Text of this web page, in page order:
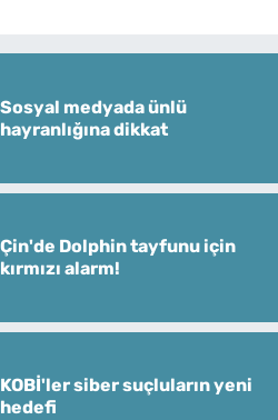
Sosyal medyada ünlü
hayranlığına dikkat
Çin'de Dolphin tayfunu için
kırmızı alarm!
KOBİ'ler siber suçluların yeni
hedefi